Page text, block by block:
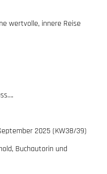
wertvolle, innere Reise
2025 (KW38/39)
Buchautorin und